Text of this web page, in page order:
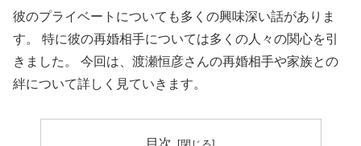
彼のプライベートについても多くの興味深い話がありま
す。 特に彼の再婚相手については多くの人々の関心を引
きました。 今回は、渡瀬恒彦さんの再婚相手や家族との
絆について詳しく見ていきます。